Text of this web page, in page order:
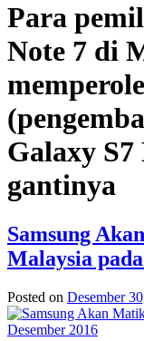
Para
Note 7 di
Galaxy S7
gantinya
Samsung
Malaysia
Posted on Desember